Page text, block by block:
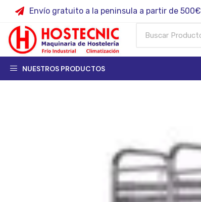
Envío gratuito a la peninsula a partir de 500€
NUESTROS PRODUCTOS